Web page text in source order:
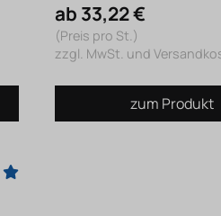
ab 33,22 €
(Preis pro St.)
zzgl. MwSt. und
zum Produkt